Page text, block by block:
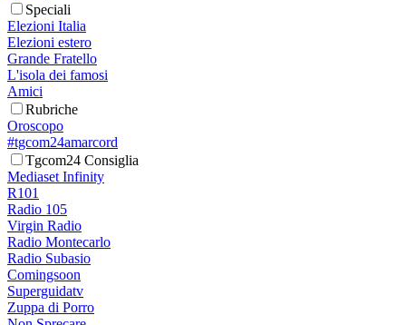
Speciali
Elezioni Italia
Elezioni estero
Grande Fratello
L'isola dei famosi
Amici
Rubriche
Oroscopo
#tgcom24amarcord
Tgcom24 Consiglia
Mediaset Infinity
R101
Radio 105
Virgin Radio
Radio Montecarlo
Radio Subasio
Comingsoon
Superguidatv
Zuppa di Porro